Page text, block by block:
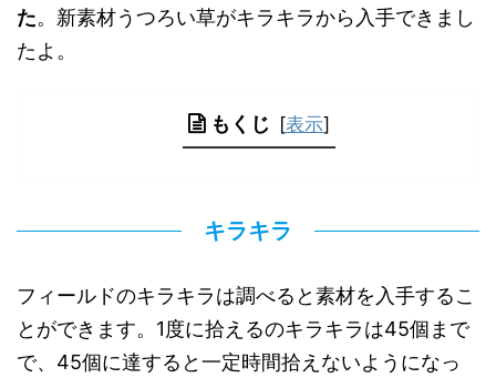
た。新素材うつろい草がキラキラから入手できまし
たよ。
もくじ [表示]
キラキラ
フィールドのキラキラは調べると素材を入手するこ
とができます。1度に拾えるのキラキラは45個まで
で、45個に達すると一定時間拾えないようになっ